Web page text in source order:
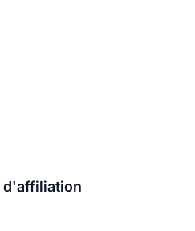
d'affiliation